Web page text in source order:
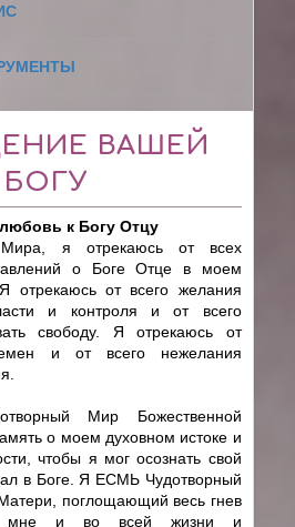
ВАШЕЙ
к Богу Отцу
я отрекаюсь от всех
о Боге Отце в моем
отрекаюсь от всего желания
и контроля и от всего
свободу. Я отрекаюсь от
и от всего нежелания
Мир Божественной
о моем духовном истоке и
чтобы я мог осознать свой
в Боге. Я ЕСМЬ Чудотворный
поглощающий весь гнев
мне и во всей жизни и